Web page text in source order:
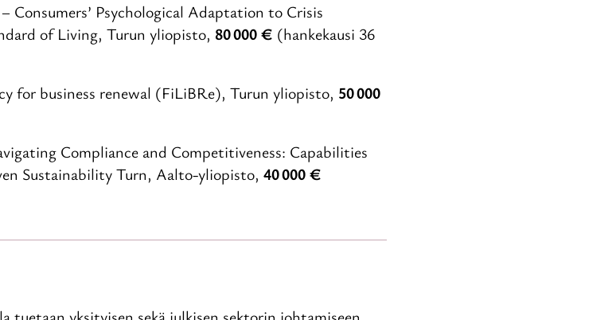
Consumers’ Psychological Adaptation to Crisis
of Living, Turun yliopisto, 80 000 € (hankekausi 36
for business renewal (FiLiBRe), Turun yliopisto, 50 000
Compliance and Competitiveness: Capabilities
Sustainability Turn, Aalto-yliopisto, 40 000 €